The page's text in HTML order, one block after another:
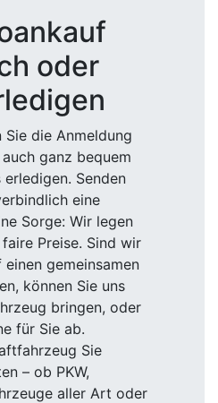
oder
die Anmeldung
ganz bequem
Senden
eine
Sorge: Wir legen
Preise. Sind wir
gemeinsamen
können Sie uns
bringen, oder
für Sie ab.
Sie
– ob PKW,
aller Art oder